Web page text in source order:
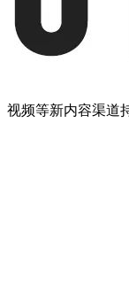
视频等新内容渠道